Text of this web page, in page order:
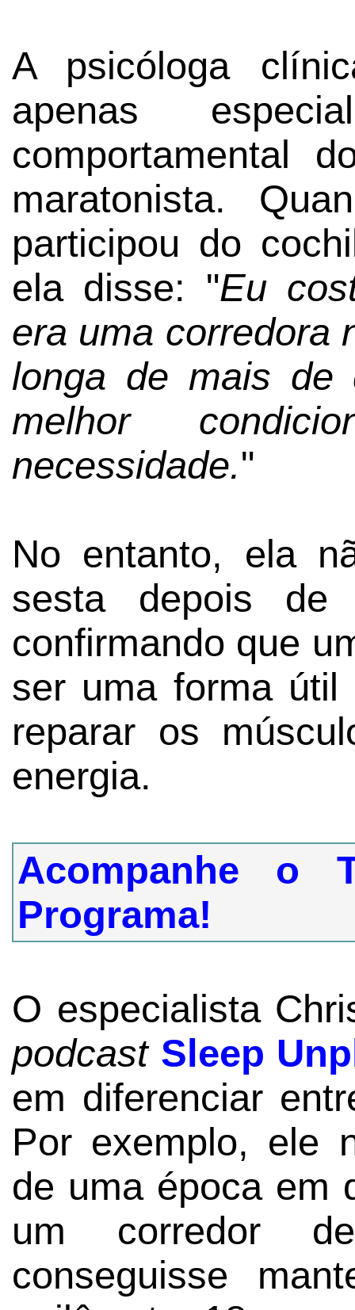
A psicóloga
apenas
comportamental
maratonista.
participou do
ela disse: "Eu
era uma corredora
longa de mais de
melhor
necessidade."
No entanto, ela
sesta depois
confirmando que
ser uma forma
reparar os
energia.
Acompanhe o
Programa!
O especialista
podcast Sleep
em diferenciar
Por exemplo, ele
de uma época em
um corredor
conseguisse